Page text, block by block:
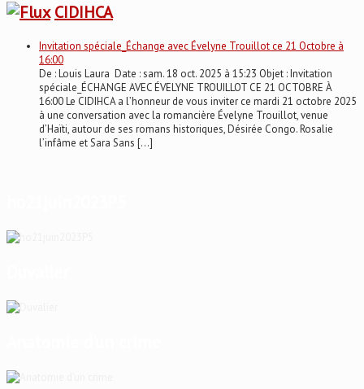
CIDIHCA
Invitation spéciale_Échange avec Évelyne Trouillot ce 21 Octobre à
16:00
De : Louis Laura Date : sam. 18 oct. 2025 à 15:23 Objet : Invitation
spéciale_ÉCHANGE AVEC ÉVELYNE TROUILLOT CE 21 OCTOBRE À
16:00 Le CIDIHCA a l’honneur de vous inviter ce mardi 21 octobre 2025
à une conversation avec la romancière Évelyne Trouillot, venue
d’Haïti, autour de ses romans historiques, Désirée Congo. Rosalie
l’infâme et Sara Sans […]